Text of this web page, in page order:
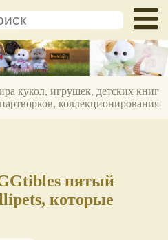
кукол, игрушек, детских книг
коллекционирования
пятый
которые